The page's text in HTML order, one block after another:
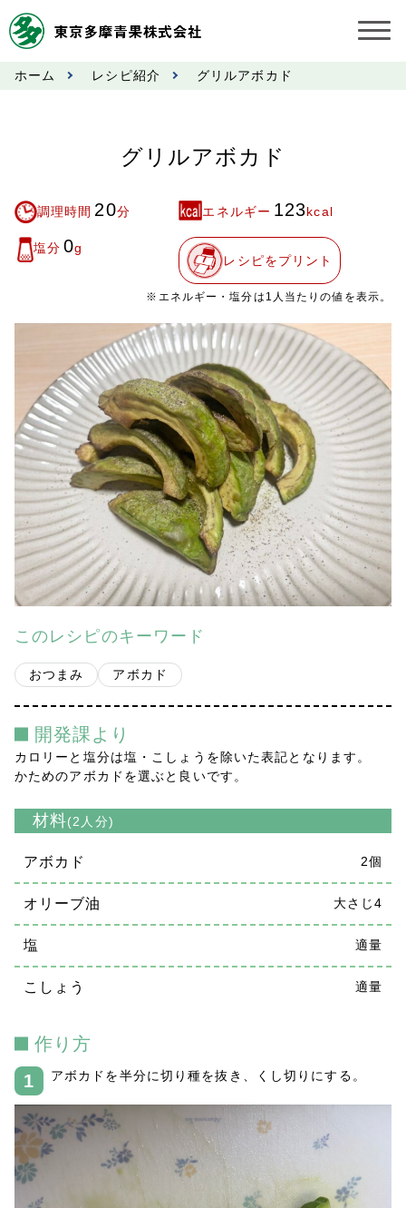
お知らせ
市況情報
奨励金受託手数料
営業日カレンダー
会社案内
多摩青果便り
採用情報
アクセス
プライバシーポリシー
ホーム レシピ紹介 グリルアボカド
グリルアボカド
調理時間 20分 エネルギー 123kcal
塩分 0g
レシピをプリント
※エネルギー・塩分は1人当たりの値を表示。
このレシピのキーワード
おつまみ アボカド
開発課より
カロリーと塩分は塩・こしょうを除いた表記となります。
かためのアボカドを選ぶと良いです。
材料(2人分)
アボカド 2個
オリーブ油 大さじ4
塩 適量
こしょう 適量
作り方
アボカドを半分に切り種を抜き、くし切りにする。